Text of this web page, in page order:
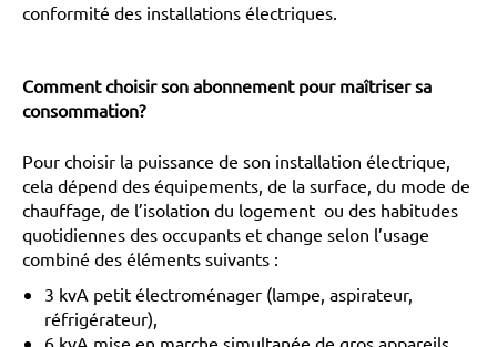
conformité des installations électriques.
Comment choisir son abonnement pour maîtriser sa
consommation?
Pour choisir la puissance de son installation électrique,
cela dépend des équipements, de la surface, du mode de
chauffage, de l’isolation du logement ou des habitudes
quotidiennes des occupants et change selon l’usage
combiné des éléments suivants :
3 kvA petit électroménager (lampe, aspirateur,
réfrigérateur),
6 kvA mise en marche simultanée de gros appareils